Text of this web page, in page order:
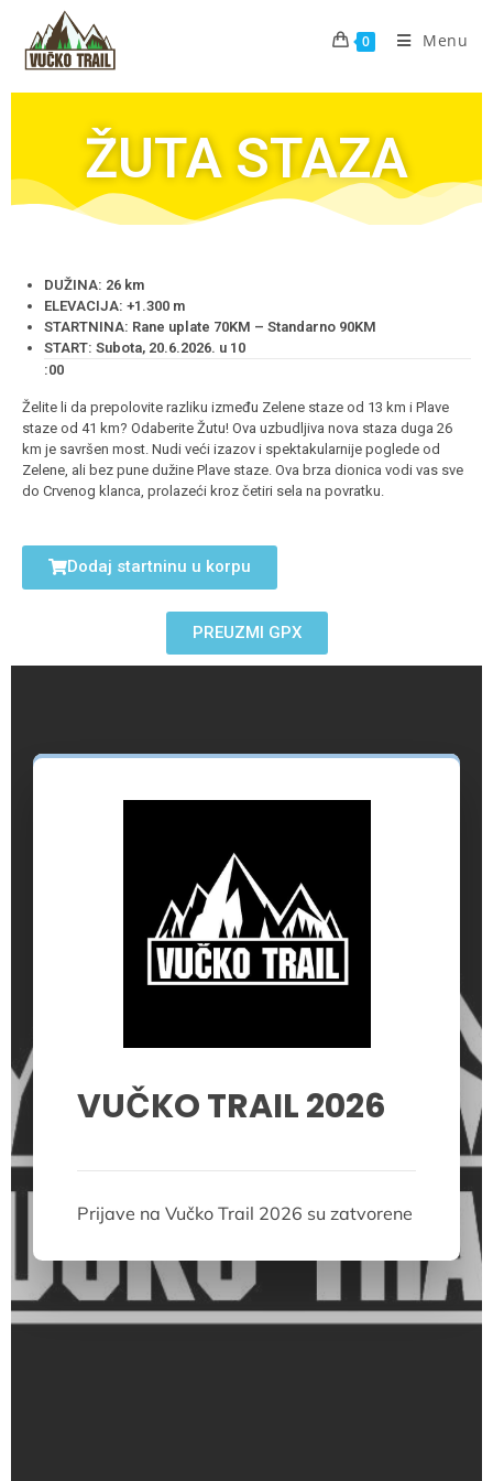
0 Menu
ŽUTA STAZA
DUŽINA: 26 km
ELEVACIJA: +1.300 m
STARTNINA: Rane uplate 70KM – Standarno 90KM
START: Subota, 20.6.2026. u 10
:00
Želite li da prepolovite razliku između Zelene staze od 13 km i Plave
staze od 41 km? Odaberite Žutu! Ova uzbudljiva nova staza duga 26
km je savršen most. Nudi veći izazov i spektakularnije poglede od
Zelene, ali bez pune dužine Plave staze. Ova brza dionica vodi vas sve
do Crvenog klanca, prolazeći kroz četiri sela na povratku.
Dodaj startninu u korpu
PREUZMI GPX